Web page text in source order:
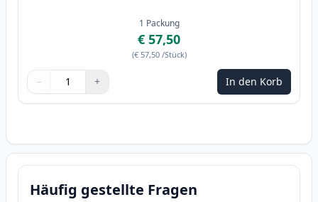
1 Packung
€ 57,50
(€ 57,50 /Stück)
Menge
Verwenden Sie die Tasten, um anzupassen
− +
Menge 1 In den Korb
Häufig gestellte Fragen